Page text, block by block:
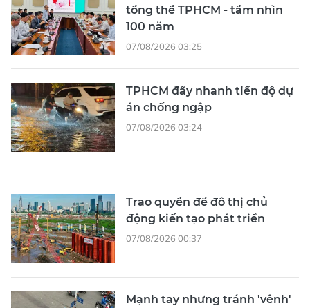
tổng thể TPHCM - tầm nhìn
100 năm
07/08/2026 03:25
TPHCM đẩy nhanh tiến độ dự
án chống ngập
07/08/2026 03:24
Trao quyền để đô thị chủ
động kiến tạo phát triển
07/08/2026 00:37
Mạnh tay nhưng tránh 'vênh'